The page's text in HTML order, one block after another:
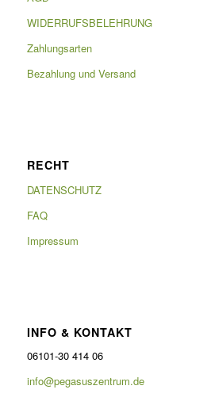
WIDERRUFSBELEHRUNG
Zahlungsarten
Bezahlung und Versand
RECHT
DATENSCHUTZ
FAQ
Impressum
INFO & KONTAKT
06101-30 414 06
info@pegasuszentrum.de